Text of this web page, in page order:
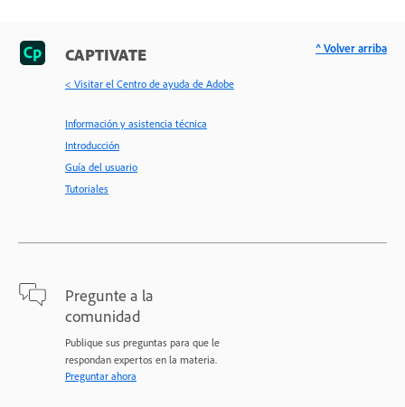
CAPTIVATE
< Visitar el Centro de ayuda de Adobe
Información y asistencia técnica
Introducción
Guía del usuario
Tutoriales
Pregunte a la
comunidad
Publique sus preguntas para que le
respondan expertos en la materia.
Preguntar ahora
^ Volver arriba